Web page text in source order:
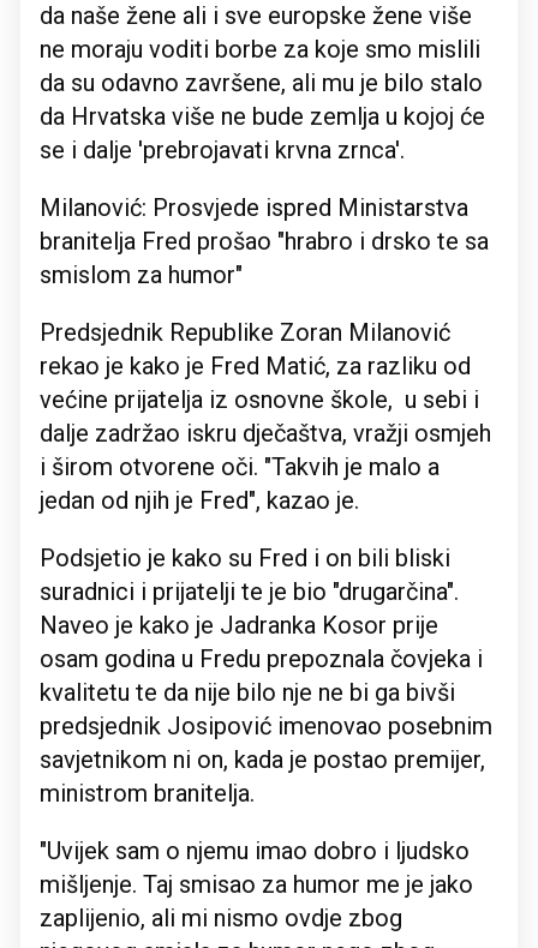
da naše žene ali i sve europske žene više
ne moraju voditi borbe za koje smo mislili
da su odavno završene, ali mu je bilo stalo
da Hrvatska više ne bude zemlja u kojoj će
se i dalje 'prebrojavati krvna zrnca'.
Milanović: Prosvjede ispred Ministarstva
branitelja Fred prošao "hrabro i drsko te sa
smislom za humor"
Predsjednik Republike Zoran Milanović
rekao je kako je Fred Matić, za razliku od
većine prijatelja iz osnovne škole, u sebi i
dalje zadržao iskru dječaštva, vražji osmjeh
i širom otvorene oči. "Takvih je malo a
jedan od njih je Fred", kazao je.
Podsjetio je kako su Fred i on bili bliski
suradnici i prijatelji te je bio "drugarčina".
Naveo je kako je Jadranka Kosor prije
osam godina u Fredu prepoznala čovjeka i
kvalitetu te da nije bilo nje ne bi ga bivši
predsjednik Josipović imenovao posebnim
savjetnikom ni on, kada je postao premijer,
ministrom branitelja.
"Uvijek sam o njemu imao dobro i ljudsko
mišljenje. Taj smisao za humor me je jako
zaplijenio, ali mi nismo ovdje zbog